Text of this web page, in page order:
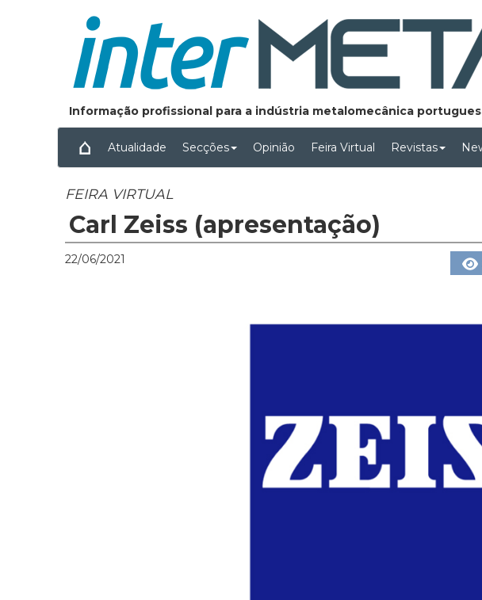
Informação profissional para a indústria metalomecânica
Atualidade Secções Opinião Feira Virtual Revistas
FEIRA VIRTUAL
Carl Zeiss (apresentação)
22/06/2021